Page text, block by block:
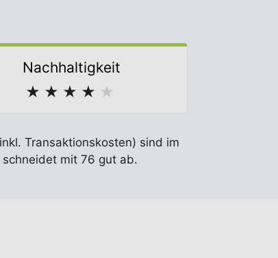
Nachhaltigkeit
★ ★ ★ ★ ★
Transaktionskosten) sind im
mit 76 gut ab.